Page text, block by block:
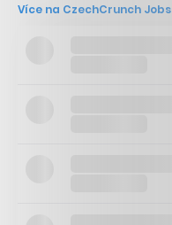
Více na CzechCrunch Jobs